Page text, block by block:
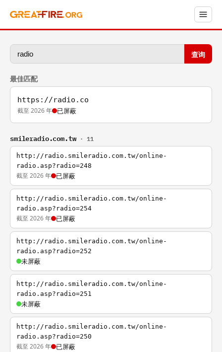
查询
最佳匹配
https://radio.co
截至 2026 年 已屏蔽
smileradio.com.tw · 11
http://radio.smileradio.com.tw/online-
radio.asp?radio=248
截至 2026 年 已屏蔽
http://radio.smileradio.com.tw/online-
radio.asp?radio=254
截至 2026 年 已屏蔽
http://radio.smileradio.com.tw/online-
radio.asp?radio=252
未屏蔽
http://radio.smileradio.com.tw/online-
radio.asp?radio=251
未屏蔽
http://radio.smileradio.com.tw/online-
radio.asp?radio=250
截至 2026 年 已屏蔽